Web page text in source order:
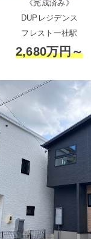
《完成済み》
DUPレジデンス
フレスト一社駅
2,680万円～